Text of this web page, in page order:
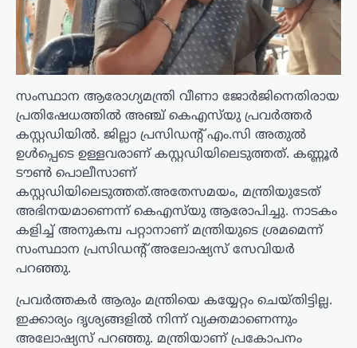
സംസ്ഥാന ആരോഗ്യമന്ത്രി വീണാ ജോർജിനെതിരായ
പ്രതിഷേധത്തിൽ അഞ്ച് കെഎസ്‍യു പ്രവർത്തർ
കസ്റ്റഡിയിൽ. ജില്ലാ പ്രസിഡന്‍റ് എം.സി അതുൽ
ഉൾപ്പെടെ ഉള്ളവരാണ് കസ്റ്റഡിയിലെടുത്തത്. കണ്ണൂർ
ടൗൺ പൊലീസാണ്
കസ്റ്റഡിയിലെടുത്തത്.അതേസമയം, മന്ത്രിയുടേത്
അഭിനയമാണെന്ന് കെഎസ്‍യു ആരോപിച്ചു. നാടകം
കളിച്ച് അനുകമ്പ പറ്റാനാണ് മന്ത്രിയുടെ ശ്രമമെന്ന്
സംസ്ഥാന പ്രസിഡന്‍റ് അലോഷ്യസ് സേവിയർ
പറഞ്ഞു.
പ്രവർത്തകർ ആരും മന്ത്രിയെ കയ്യേറ്റം ചെയ്തിട്ടില്ല.
ഇക്കാര്യം ദൃശ്യങ്ങളിൽ നിന്ന് വ്യക്തമാണെന്നും
അലോഷ്യസ് പറഞ്ഞു. മന്ത്രിയാണ് പ്രകോപനം